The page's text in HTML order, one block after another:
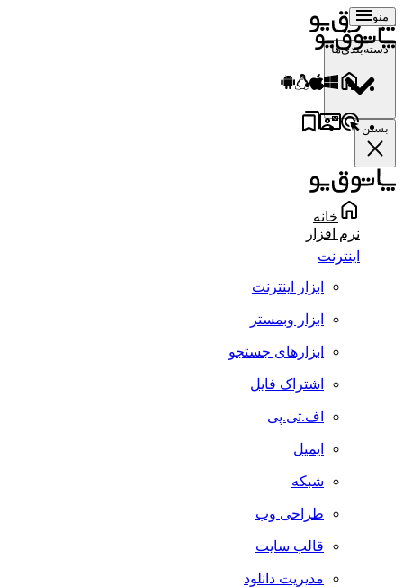
منو
دسته‌بندی‌ها
بستن
خانه
نرم افزار
اینترنت
ابزار اینترنت
ابزار وبمستر
ابزارهای جستجو
اشتراک فایل
اف.تی.پی
ایمیل
شبکه
طراحی وب
قالب سایت
مدیریت دانلود